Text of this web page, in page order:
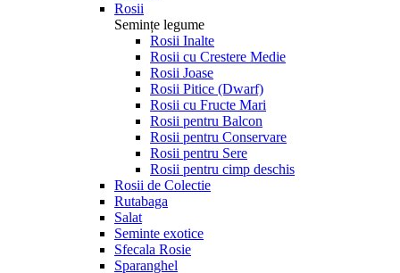
Rosii
Semințe legume
Rosii Inalte
Rosii cu Crestere Medie
Rosii Joase
Rosii Pitice (Dwarf)
Rosii cu Fructe Mari
Rosii pentru Balcon
Rosii pentru Conservare
Rosii pentru Sere
Rosii pentru cimp deschis
Rosii de Colectie
Rutabaga
Salat
Seminte exotice
Sfecala Rosie
Sparanghel